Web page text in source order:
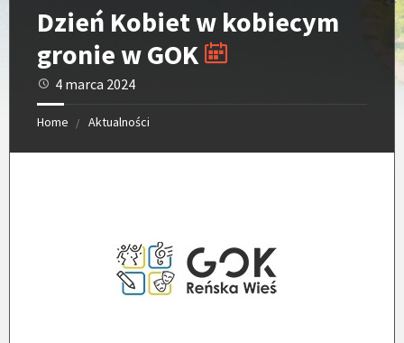
Dzień Kobiet w kobiecym
gronie w GOK
4 marca 2024
Home Aktualności